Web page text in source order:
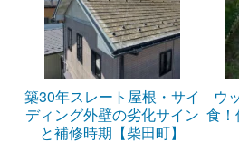
築30年スレート屋根・サイ
ディング外壁の劣化サイン
と補修時期【柴田町】
ウ
食！